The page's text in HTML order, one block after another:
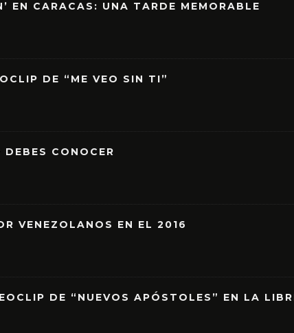
EN CARACAS: UNA TARDE MEMORABLE
DE “ME VEO SIN TI”
CONOCER
VENEZOLANOS EN EL 2016
DE “NUEVOS APÓSTOLES” EN LA